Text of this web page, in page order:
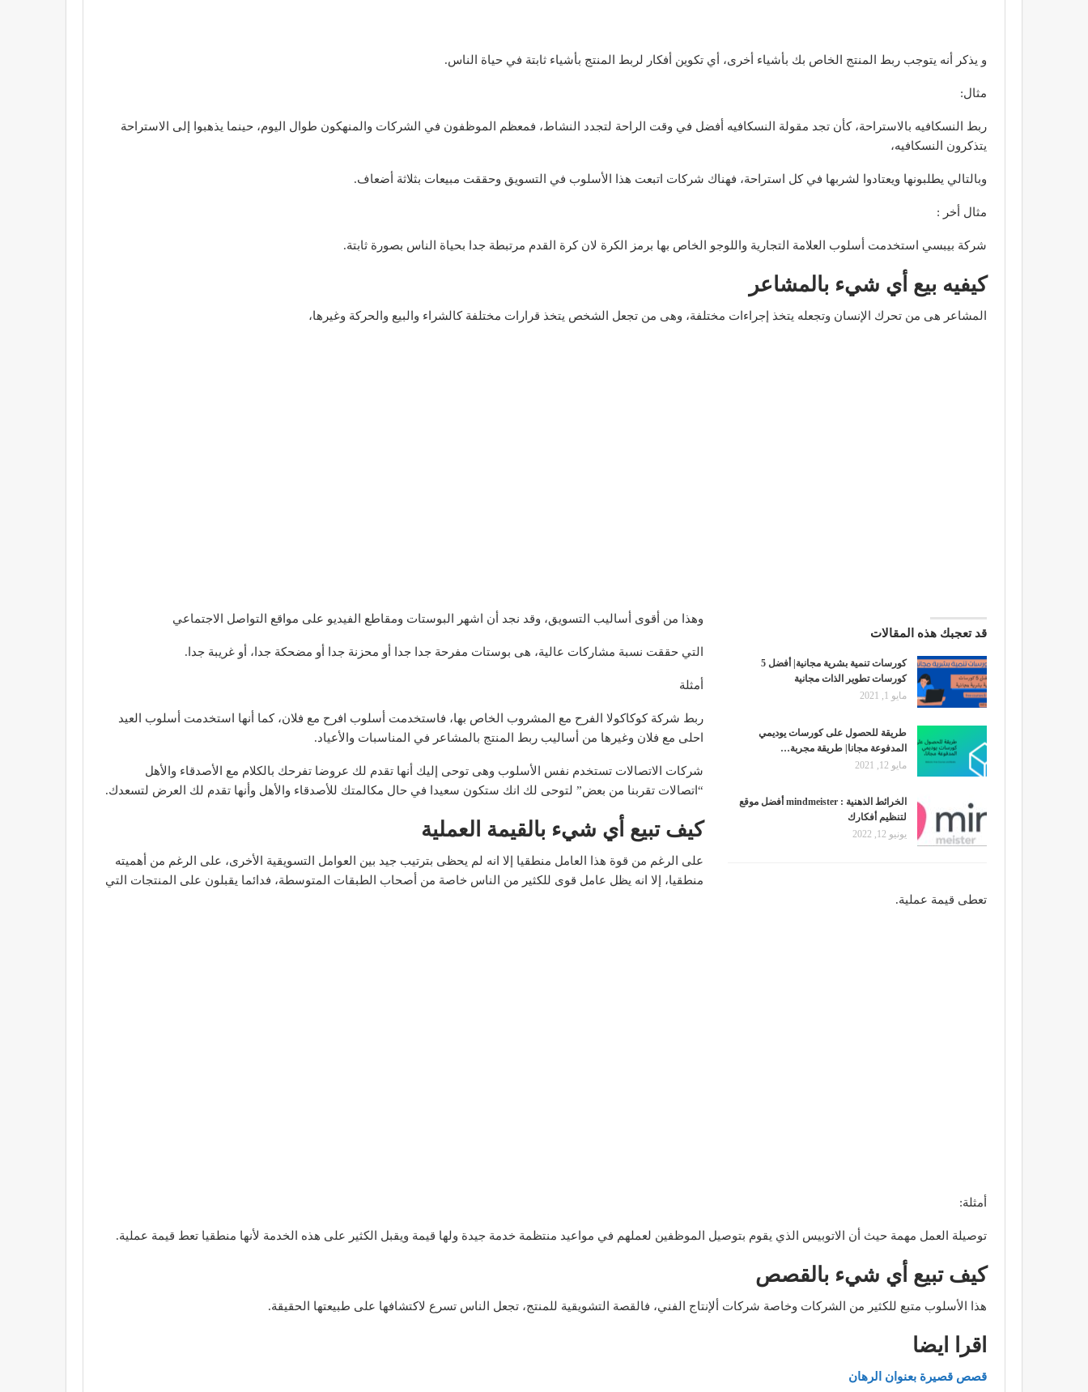
و يذكر أنه يتوجب ربط المنتج الخاص بك بأشياء أخرى، أي تكوين أفكار لربط المنتج بأشياء ثابتة في حياة الناس.
مثال:
ربط النسكافيه بالاستراحة، كأن تجد مقولة النسكافيه أفضل في وقت الراحة لتجدد النشاط، فمعظم الموظفون في الشركات والمنهكون طوال اليوم، حينما يذهبوا إلى الاستراحة
يتذكرون النسكافيه،
وبالتالي يطلبونها ويعتادوا لشربها في كل استراحة، فهناك شركات اتبعت هذا الأسلوب في التسويق وحققت مبيعات بثلاثة أضعاف.
مثال أخر :
شركة بيبسي استخدمت أسلوب العلامة التجارية واللوجو الخاص بها برمز الكرة لان كرة القدم مرتبطة جدا بحياة الناس بصورة ثابتة.
كيفيه بيع أي شيء بالمشاعر
المشاعر هى من تحرك الإنسان وتجعله يتخذ إجراءات مختلفة، وهى من تجعل الشخص يتخذ قرارات مختلفة كالشراء والبيع والحركة وغيرها،
قد تعجبك هذه المقالات
كورسات تنمية بشرية مجانية| أفضل 5
كورسات تطوير الذات مجانية
مايو 1, 2021
طريقة للحصول على كورسات يوديمي
المدفوعة مجانا| طريقة مجربة…
مايو 12, 2021
الخرائط الذهنية : mindmeister أفضل موقع
لتنظيم أفكارك
يونيو 12, 2022
وهذا من أقوى أساليب التسويق، وقد نجد أن اشهر البوستات ومقاطع الفيديو على مواقع التواصل الاجتماعي
التي حققت نسبة مشاركات عالية، هى بوستات مفرحة جدا جدا أو محزنة جدا أو مضحكة جدا، أو غريبة جدا.
أمثلة
ربط شركة كوكاكولا الفرح مع المشروب الخاص بها، فاستخدمت أسلوب افرح مع فلان، كما أنها استخدمت أسلوب العيد
احلى مع فلان وغيرها من أساليب ربط المنتج بالمشاعر في المناسبات والأعياد.
شركات الاتصالات تستخدم نفس الأسلوب وهى توحى إليك أنها تقدم لك عروضا تفرحك بالكلام مع الأصدقاء والأهل
“اتصالات تقربنا من بعض” لتوحى لك انك ستكون سعيدا في حال مكالمتك للأصدقاء والأهل وأنها تقدم لك العرض لتسعدك.
كيف تبيع أي شيء بالقيمة العملية
على الرغم من قوة هذا العامل منطقيا إلا انه لم يحظى بترتيب جيد بين العوامل التسويقية الأخرى، على الرغم من أهميته
منطقيا، إلا انه يظل عامل قوى للكثير من الناس خاصة من أصحاب الطبقات المتوسطة، فدائما يقبلون على المنتجات التي
تعطى قيمة عملية.
أمثلة:
توصيلة العمل مهمة حيث أن الاتوبيس الذي يقوم بتوصيل الموظفين لعملهم في مواعيد منتظمة خدمة جيدة ولها قيمة ويقبل الكثير على هذه الخدمة لأنها منطقيا تعط قيمة عملية.
كيف تبيع أي شيء بالقصص
هذا الأسلوب متبع للكثير من الشركات وخاصة شركات ألإنتاج الفني، فالقصة التشويقية للمنتج، تجعل الناس تسرع لاكتشافها على طبيعتها الحقيقة.
اقرا ايضا
قصص قصيرة بعنوان الرهان